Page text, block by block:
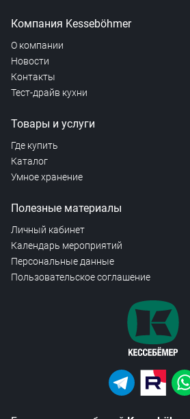
Компания Kesseböhmer
О компании
Новости
Контакты
Тест-драйв кухни
Товары и услуги
Где купить
Каталог
Умное хранение
Полезные материалы
Личный кабинет
Календарь мероприятий
Персональные данные
Пользовательское соглашение